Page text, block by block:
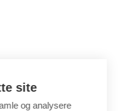
site
og analysere